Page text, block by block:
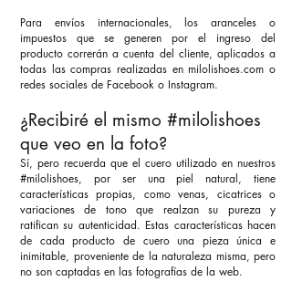
Para envíos internacionales, los aranceles o
impuestos que se generen por el ingreso del
producto correrán a cuenta del cliente, aplicados a
todas las compras realizadas en milolishoes.com o
redes sociales de Facebook o Instagram.
¿Recibiré el mismo #milolishoes
que veo en la foto?
Sí, pero recuerda que el cuero utilizado en nuestros
#milolishoes, por ser una piel natural, tiene
características propias, como venas, cicatrices o
variaciones de tono que realzan su pureza y
ratifican su autenticidad. Estas características hacen
de cada producto de cuero una pieza única e
inimitable, proveniente de la naturaleza misma, pero
no son captadas en las fotografías de la web.